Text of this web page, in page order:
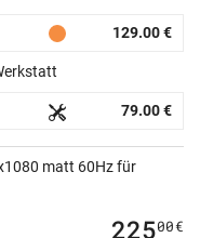
129.00 €
79.00 €
matt 60Hz für
22500€